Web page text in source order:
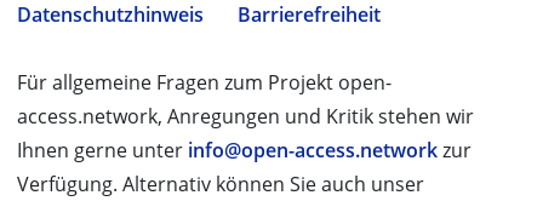
Datenschutzhinweis
Barrierefreiheit
Für allgemeine Fragen zum Projekt open-
access.network, Anregungen und Kritik stehen wir
Ihnen gerne unter info@open-access.networkzur
Verfügung. Alternativ können Sie auch unser